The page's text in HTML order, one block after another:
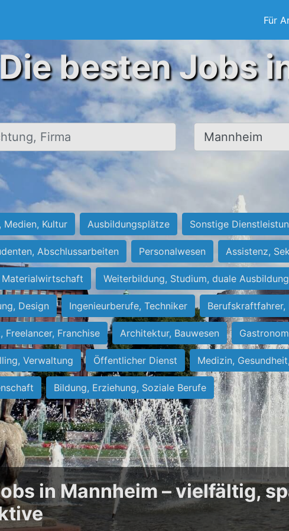
Für
besten Jobs
Ort, Stadt
Medien, Kultur Ausbildungsplätze Sonstige
Abschlussarbeiten Personalwesen Assistenz,
Weiterbildung, Studium, duale Ausbildung
Design Ingenieurberufe, Techniker Berufskraftfahrer,
Freelancer, Franchise Architektur, Bauwesen
Verwaltung Öffentlicher Dienst Medizin,
Bildung, Erziehung, Soziale Berufe
in Mannheim – vielfältig,